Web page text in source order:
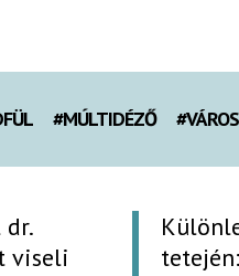
#MÚLTIDÉZŐ
viseli